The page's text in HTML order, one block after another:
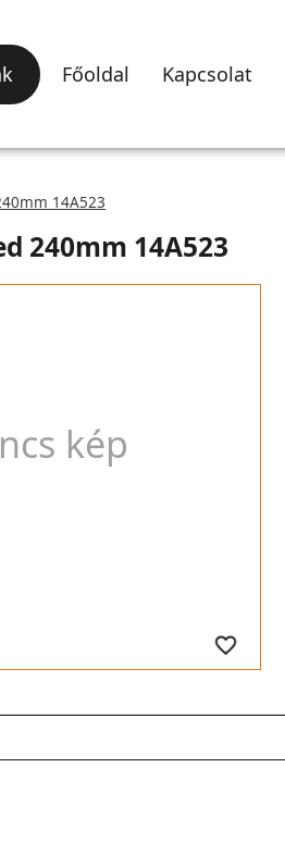
Főoldal Kapcsolat
14A523
240mm 14A523
kép